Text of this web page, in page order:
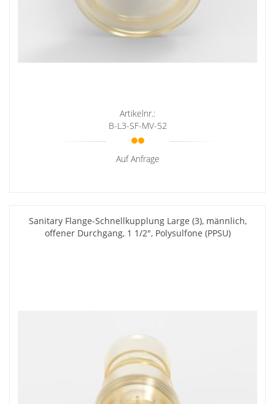
Artikelnr.:
B-L3-SF-MV-52
Auf Anfrage
Sanitary Flange-Schnellkupplung Large (3), männlich,
offener Durchgang, 1 1/2", Polysulfone (PPSU)